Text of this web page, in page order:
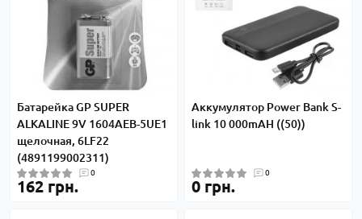
Батарейка GP SUPER
ALKALINE 9V 1604AEB-5UE1
щелочная, 6LF22
(4891199002311)
0
162 грн.
Аккумулятор Power Bank S-
link 10 000mAH ((50))
0
0 грн.